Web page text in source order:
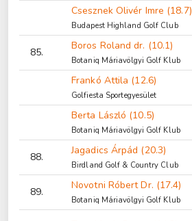
Csesznek Olivér Imre (18.7)
Budapest Highland Golf Club
85.
Boros Roland dr. (10.1)
Botaniq Máriavölgyi Golf Klub
Frankó Attila (12.6)
Golfiesta Sportegyesület
Berta László (10.5)
Botaniq Máriavölgyi Golf Klub
88.
Jagadics Árpád (20.3)
Birdland Golf & Country Club
89.
Novotni Róbert Dr. (17.4)
Botaniq Máriavölgyi Golf Klub